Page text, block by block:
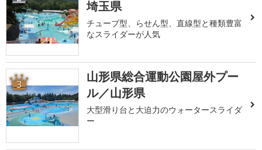
埼玉県
チューブ型、らせん型、直線型と種類豊富
なスライダーが人気
3
山形県総合運動公園屋外プー
ル／山形県
大型滑り台と大迫力のウォータースライダ
ー